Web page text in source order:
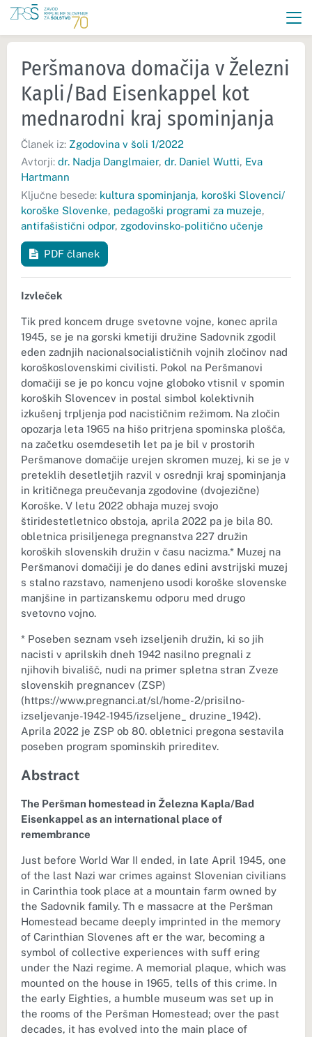
Peršmanova domačija v Železni
Kapli/Bad Eisenkappel kot
mednarodni kraj spominjanja
Članek iz: Zgodovina v šoli 1/2022
Avtorji: dr. Nadja Danglmaier, dr. Daniel Wutti, Eva
Hartmann
Ključne besede: kultura spominjanja, koroški Slovenci/
koroške Slovenke, pedagoški programi za muzeje,
antifašistični odpor, zgodovinsko-politično učenje
PDF članek
Izvleček
Tik pred koncem druge svetovne vojne, konec aprila
1945, se je na gorski kmetiji družine Sadovnik zgodil
eden zadnjih nacionalsocialističnih vojnih zločinov nad
koroškoslovenskimi civilisti. Pokol na Peršmanovi
domačiji se je po koncu vojne globoko vtisnil v spomin
koroških Slovencev in postal simbol kolektivnih
izkušenj trpljenja pod nacističnim režimom. Na zločin
opozarja leta 1965 na hišo pritrjena spominska plošča,
na začetku osemdesetih let pa je bil v prostorih
Peršmanove domačije urejen skromen muzej, ki se je v
preteklih desetletjih razvil v osrednji kraj spominjanja
in kritičnega preučevanja zgodovine (dvojezične)
Koroške. V letu 2022 obhaja muzej svojo
štiridestetletnico obstoja, aprila 2022 pa je bila 80.
obletnica prisiljenega pregnanstva 227 družin
koroških slovenskih družin v času nacizma.* Muzej na
Peršmanovi domačiji je do danes edini avstrijski muzej
s stalno razstavo, namenjeno usodi koroške slovenske
manjšine in partizanskemu odporu med drugo
svetovno vojno.
* Poseben seznam vseh izseljenih družin, ki so jih
nacisti v aprilskih dneh 1942 nasilno pregnali z
njihovih bivališč, nudi na primer spletna stran Zveze
slovenskih pregnancev (ZSP)
(https://www.pregnanci.at/sl/home-2/prisilno-
izseljevanje-1942-1945/izseljene_ druzine_1942).
Aprila 2022 je ZSP ob 80. obletnici pregona sestavila
poseben program spominskih prireditev.
Abstract
The Peršman homestead in Železna Kapla/Bad
Eisenkappel as an international place of
remembrance
Just before World War II ended, in late April 1945, one
of the last Nazi war crimes against Slovenian civilians
in Carinthia took place at a mountain farm owned by
the Sadovnik family. Th e massacre at the Peršman
Homestead became deeply imprinted in the memory
of Carinthian Slovenes aft er the war, becoming a
symbol of collective experiences with suff ering
under the Nazi regime. A memorial plaque, which was
mounted on the house in 1965, tells of this crime. In
the early Eighties, a humble museum was set up in
the rooms of the Peršman Homestead; over the past
decades, it has evolved into the main place of